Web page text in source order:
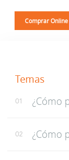
Comprar Online
Temas
01 ¿Cómo
02 ¿Cómo